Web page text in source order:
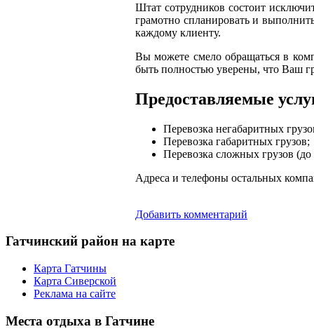
Штат сотрудников состоит
грамотно спланировать и
каждому клиенту.
Вы можете смело обращаться в
быть полностью уверены, что Ваш
Предоставляемые
Перевозка негабаритных
Перевозка габаритных грузов;
Перевозка сложных грузов
Адреса и телефоны остальных
Добавить комментарий
Гатчинский район на карте
Карта Гатчины
Карта Сиверской
Реклама на сайте
Места отдыха в Гатчине